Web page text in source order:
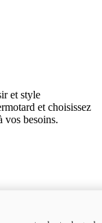
et style
et choisissez
vos besoins.